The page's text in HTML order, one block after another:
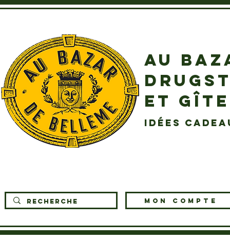
AU
ET
idées
MON COMPTE